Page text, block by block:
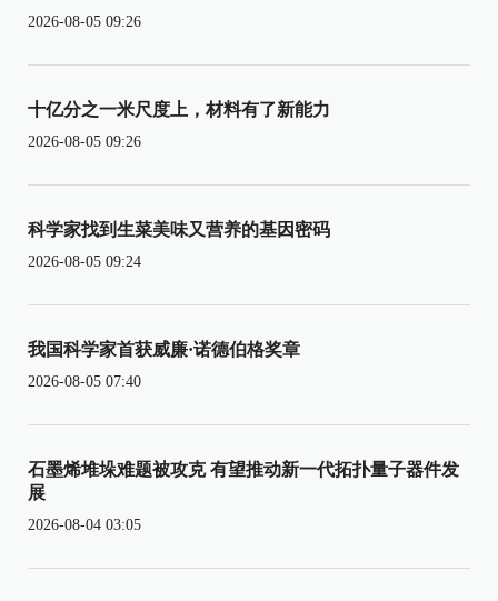
2026-08-05 09:26
十亿分之一米尺度上，材料有了新能力
2026-08-05 09:26
科学家找到生菜美味又营养的基因密码
2026-08-05 09:24
我国科学家首获威廉·诺德伯格奖章
2026-08-05 07:40
石墨烯堆垛难题被攻克 有望推动新一代拓扑量子器件发
展
2026-08-04 03:05